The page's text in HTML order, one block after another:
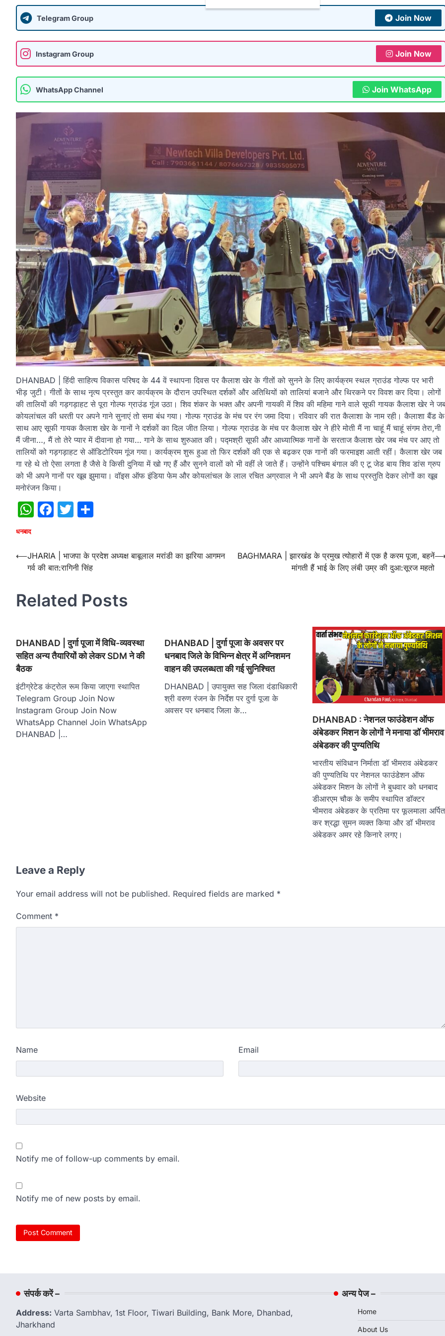
Telegram Group Join Now
Instagram Group Join Now
WhatsApp Channel Join WhatsApp
DHANBAD | हिंदी साहित्य विकास परिषद के 44 वें स्थापना दिवस पर कैलाश खेर के गीतों को सुनने के लिए कार्यक्रम स्थल ग्राउंड गोल्फ पर भारी
भीड़ जुटी। गीतों के साथ नृत्य प्रस्तुत कर कार्यक्रम के दौरान उपस्थित दर्शकों और अतिथियों को तालियां बजाने और थिरकने पर विवश कर दिया। लोगों
की तालियों की गड़गड़ाहट से पूरा गोल्फ ग्राउंड गूंज उठा। शिव शंकर के भक्त और अपनी गायकी में शिव की महिमा गाने वाले सूफी गायक कैलाश खेर ने
कोयलांचल की धरती पर अपने गाने सुनाएं तो समा बंध गया। गोल्फ ग्राउंड के मंच पर रंग जमा दिया। रविवार की रात कैलाशा के नाम रही। कैलाशा बैंड के
साथ आए सूफी गायक कैलाश खेर के गानों ने दर्शकों का दिल जीत लिया। गोल्फ ग्राउंड के मंच पर कैलाश खेर ने हीरे मोती मैं ना चाहूं मैं चाहूं संगम तेरा,नी
मैं जीना…, मैं तो तेरे प्यार में दीवाना हो गया… गाने के साथ शुरुआत की। पद्मश्री सूफी और आध्यात्मिक गानों के सरताज कैलाश खेर जब मंच पर आए तो
तालियों को गड़गड़ाहट से ऑडिटोरियम गूंज गया। कार्यक्रम शुरू हुआ तो फिर दर्शकों की एक से बढ़कर एक गानों की फरमाइश आती रहीं। कैलाश खेर जब
गा रहे थे तो ऐसा लगता है जैसे वे किसी दुनिया में खो गए हैं और सुनने वालों को भी वहीं ले जाते हैं। उन्होंने पश्चिम बंगाल की ए टू जेड बाय शिव डांस ग्रुप
को भी अपने गानों पर खूब झुमाया। वॉइस ऑफ इंडिया फेम और कोयलांचल के लाल रचित अग्रवाल ने भी अपने बैंड के साथ प्रस्तुति देकर लोगों का खूब
मनोरंजन किया।
WhatsApp
Facebook
Twitter
धनबाद
Post
navigation
⟵JHARIA | भाजपा के प्रदेश अध्यक्ष बाबूलाल मरांडी का झरिया आगमन
गर्व की बात:रागिनी सिंह
BAGHMARA | झारखंड के प्रमुख त्योहारों में एक है करम पूजा, बहनें
मांगती हैं भाई के लिए लंबी उम्र की दुआ:सूरज महतो
Related Posts
DHANBAD | दुर्गा पूजा में विधि-व्यवस्था
सहित अन्य तैयारियों को लेकर SDM ने की
बैठक
इंटीग्रेटेड कंट्रोल रूम किया जाएगा स्थापित
Telegram Group Join Now
Instagram Group Join Now
WhatsApp Channel Join WhatsApp
DHANBAD |…
DHANBAD | दुर्गा पूजा के अवसर पर
धनबाद जिले के विभिन्न क्षेत्र में अग्निशमन
वाहन की उपलब्धता की गई सुनिश्चित
DHANBAD | उपायुक्त सह जिला दंडाधिकारी
श्री वरुण रंजन के निर्देश पर दुर्गा पूजा के
अवसर पर धनबाद जिला के…
DHANBAD : नेशनल फाउंडेशन ऑफ
अंबेडकर मिशन के लोगों ने मनाया डॉ भीमराव
अंबेडकर की पुण्यतिथि
भारतीय संविधान निर्माता डॉ भीमराव अंबेडकर
की पुण्यतिथि पर नेशनल फाउंडेशन ऑफ
अंबेडकर मिशन के लोगों ने बुधवार को धनबाद
डीआरएम चौक के समीप स्थापित डॉक्टर
भीमराव अंबेडकर के प्रतिमा पर फूलमाला अर्पित
कर श्रद्धा सुमन व्यक्त किया और डॉ भीमराव
अंबेडकर अमर रहे किनारे लगए।
Leave a Reply
Your email address will not be published. Required fields are marked *
Comment *
Name Email
Website
Notify me of follow-up comments by email.
Notify me of new posts by email.
संपर्क करें –
Address: Varta Sambhav, 1st Floor, Tiwari Building, Bank More, Dhanbad,
Jharkhand
अन्य पेज –
Home
About Us